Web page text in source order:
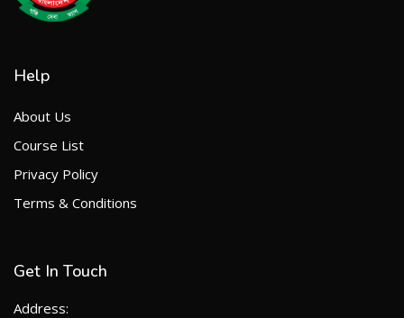
Help
About Us
Course List
Privacy Policy
Terms & Conditions
Get In Touch
Address: